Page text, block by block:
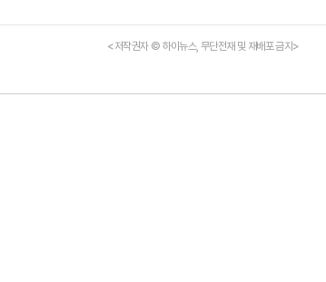
<저작권자 © 하이뉴스, 무단전재 및 재배포 금지>